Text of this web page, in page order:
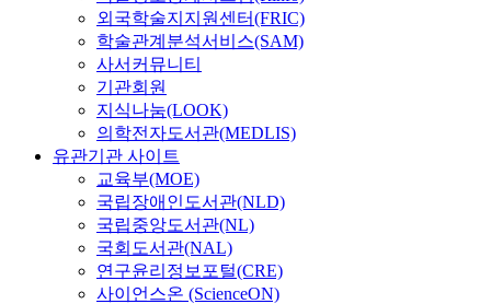
외국학술지지원센터(FRIC)
학술관계분석서비스(SAM)
사서커뮤니티
기관회원
지식나눔(LOOK)
의학전자도서관(MEDLIS)
유관기관 사이트
교육부(MOE)
국립장애인도서관(NLD)
국립중앙도서관(NL)
국회도서관(NAL)
연구윤리정보포털(CRE)
사이언스온 (ScienceON)